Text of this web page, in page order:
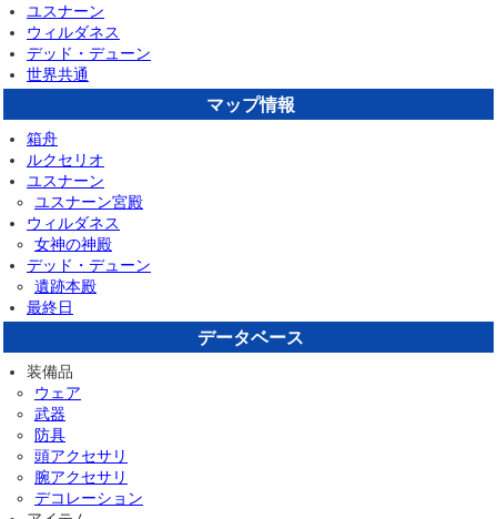
ユスナーン
ウィルダネス
デッド・デューン
世界共通
マップ情報
箱舟
ルクセリオ
ユスナーン
ユスナーン宮殿
ウィルダネス
女神の神殿
デッド・デューン
遺跡本殿
最終日
データベース
装備品
ウェア
武器
防具
頭アクセサリ
腕アクセサリ
デコレーション